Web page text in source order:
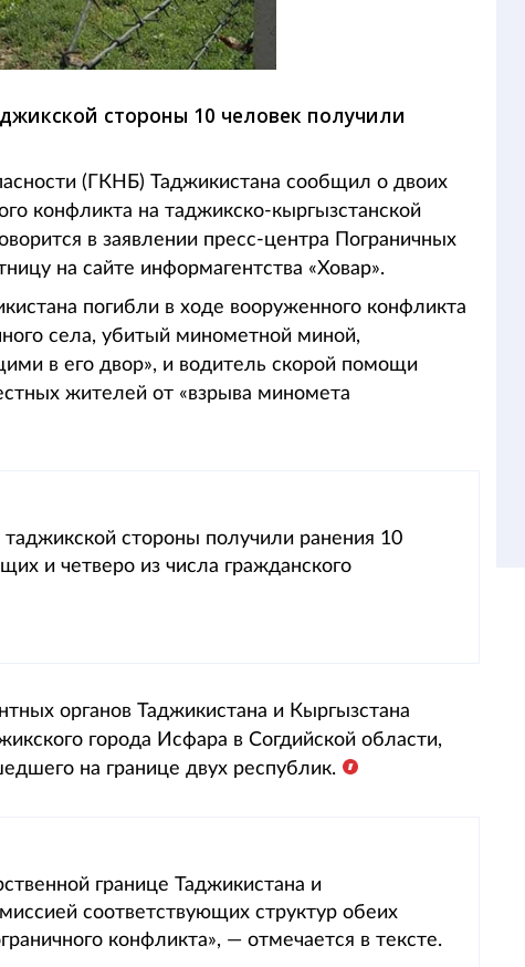
стороны 10 человек получили
(ГКНБ) Таджикистана сообщил о двоих
конфликта на таджикско-кыргызстанской
в заявлении пресс-центра Пограничных
на сайте информагентства «Ховар».
погибли в ходе вооруженного конфликта
села, убитый минометной миной,
в его двор», и водитель скорой помощи
жителей от «взрыва миномета
таджикской стороны получили ранения 10
и четверо из числа гражданского
органов Таджикистана и Кыргызстана
города Исфара в Согдийской области,
на границе двух республик.
границе Таджикистана и
соответствующих структур обеих
конфликта», — отмечается в тексте.